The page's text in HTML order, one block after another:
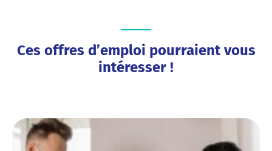
Ces offres d’emploi pourraient vous
intéresser !